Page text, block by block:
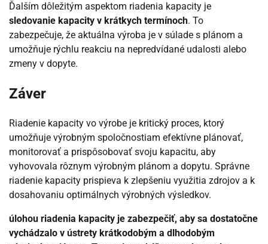
Ďalším dôležitým aspektom riadenia kapacity je
sledovanie kapacity v krátkych termínoch. To
zabezpečuje, že aktuálna výroba je v súlade s plánom a
umožňuje rýchlu reakciu na nepredvídané udalosti alebo
zmeny v dopyte.
Záver
Riadenie kapacity vo výrobe je kritický proces, ktorý
umožňuje výrobným spoločnostiam efektívne plánovať,
monitorovať a prispôsobovať svoju kapacitu, aby
vyhovovala rôznym výrobným plánom a dopytu. Správne
riadenie kapacity prispieva k zlepšeniu využitia zdrojov a k
dosahovaniu optimálnych výrobných výsledkov.
úlohou riadenia kapacity je zabezpečiť, aby sa dostatočne
vychádzalo v ústrety krátkodobým a dlhodobým